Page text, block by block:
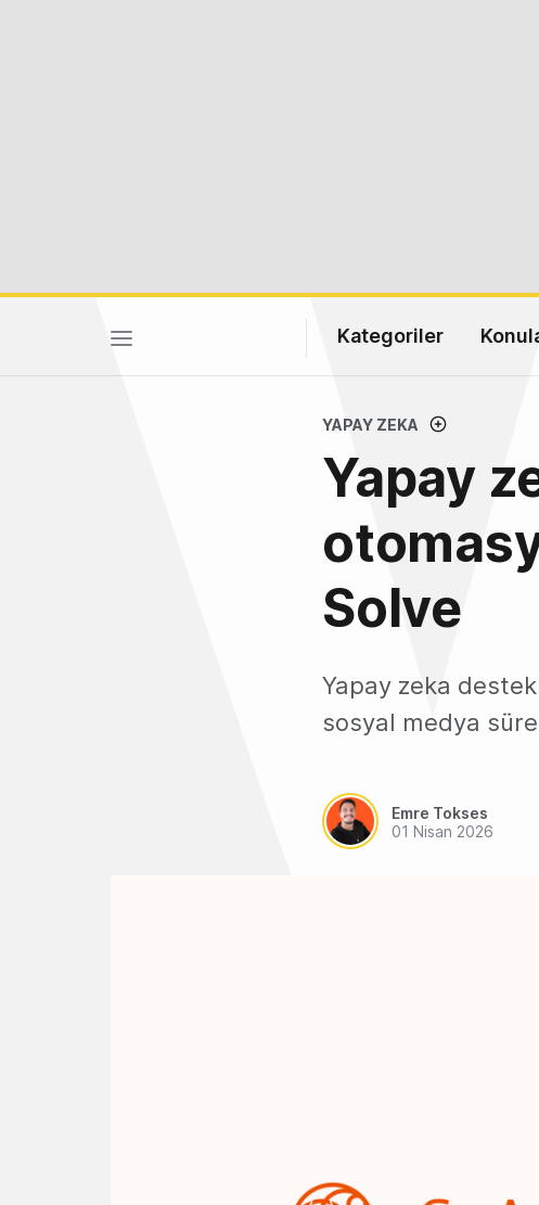
Kategoriler
YAPAY ZEKA
Yapay
Solve
Yapay zeka
sosyal medya
Emre Tokses
01 Nisan 2026